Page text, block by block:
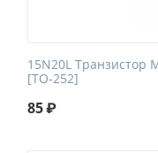
15N20L Транзистор
[TO-252]
85₽